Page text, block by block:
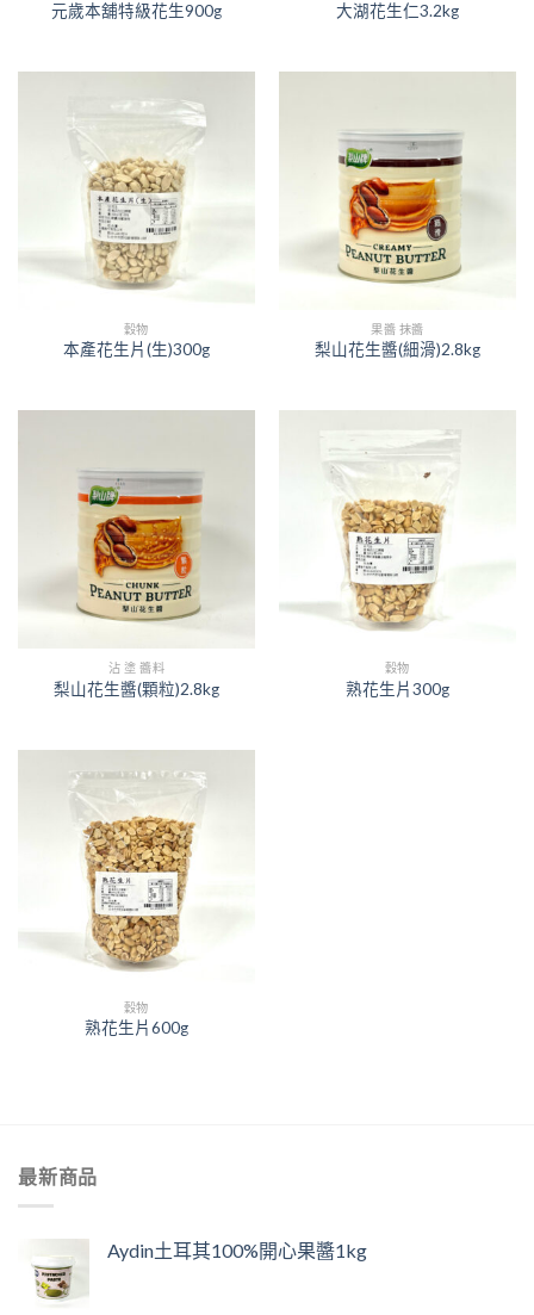
元歲本舖特級花生900g 大湖花生仁3.2kg
穀物
本產花生片(生)300g
果醬 抹醬
梨山花生醬(細滑)2.8kg
沾 塗 醬料
梨山花生醬(顆粒)2.8kg
穀物
熟花生片300g
穀物
熟花生片600g
最新商品
Aydin土耳其100%開心果醬1kg